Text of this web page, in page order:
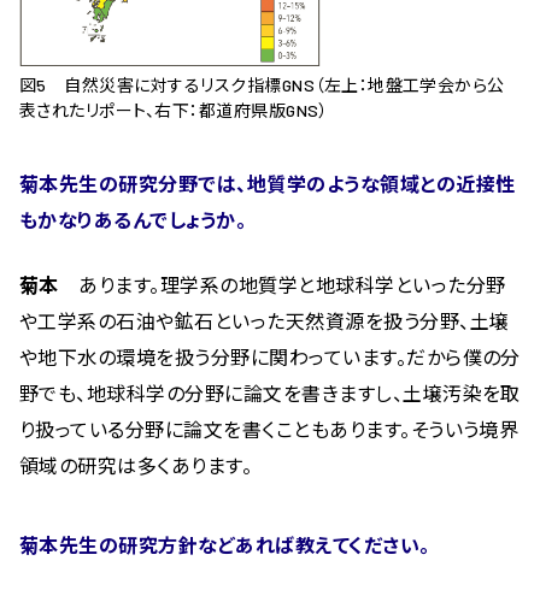
図5 自然災害に対するリスク指標GNS（左上：地盤工学会から公
表されたリポート、右下：都道府県版GNS）
菊本先生の研究分野では、地質学のような領域との近接性
もかなりあるんでしょうか。
菊本 あります。理学系の地質学と地球科学といった分野
や工学系の石油や鉱石といった天然資源を扱う分野、土壌
や地下水の環境を扱う分野に関わっています。だから僕の分
野でも、地球科学の分野に論文を書きますし、土壌汚染を取
り扱っている分野に論文を書くこともあります。そういう境界
領域の研究は多くあります。
菊本先生の研究方針などあれば教えてください。